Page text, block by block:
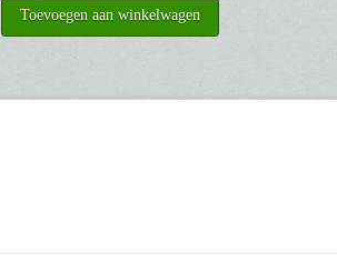
Toevoegen aan winkelwagen